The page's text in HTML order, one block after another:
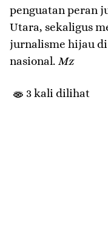
penguatan peran
Utara, sekaligus
jurnalisme hijau
nasional. Mz
3 kali dilihat